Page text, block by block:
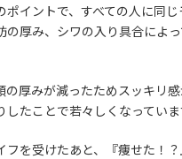
ポイントで、すべての人に同
の厚み、シワの入り具合によ
の厚みが減ったためスッキリ
したことで若々しくなっていま
フを受けたあと、『痩せた！